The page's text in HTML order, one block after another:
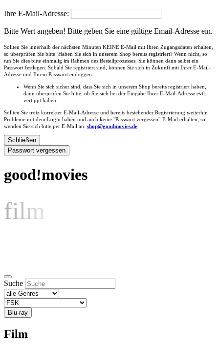
Ihre E-Mail-Adresse:
Bitte Wert angeben! Bitte geben Sie eine gültige Email-Adresse ein.
Sollten Sie innerhalb der nächsten Minuten KEINE E-Mail mit Ihren Zugangsdaten erhalten,
so überprüfen Sie bitte: Haben Sie sich in unserem Shop bereits registriert? Wenn nicht, so
tun Sie dies bitte einmalig im Rahmen des Bestellprozesses. Sie können dann selbst ein
Passwort festlegen. Sobald Sie registriert sind, können Sie sich in Zukunft mit Ihrer E-Mail-
Adresse und Ihrem Passwort einloggen.
Wenn Sie sich sicher sind, dass Sie sich in unserem Shop bereits registriert haben,
dann überprüfen Sie bitte, ob Sie sich bei der Eingabe Ihrer E-Mail-Adresse evtl.
vertippt haben.
Sollten Sie trotz korrekter E-Mail-Adresse und bereits bestehender Registrierung weiterhin
Probleme mit dem Login haben und auch keine "Passwort vergessen"-E-Mail erhalten, so
wenden Sie sich bitte per E-Mail an: shop@goodmovies.de
Schließen
Passwort vergessen
good!movies
film
Suche
Blu-ray
Film